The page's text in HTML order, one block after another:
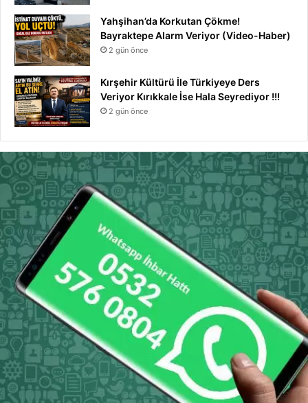
Yahşihan’da Korkutan Çökme!
Bayraktepe Alarm Veriyor (Video-Haber)
2 gün önce
Kırşehir Kültürü İle Türkiyeye Ders
Veriyor Kırıkkale İse Hala Seyrediyor !!!
2 gün önce